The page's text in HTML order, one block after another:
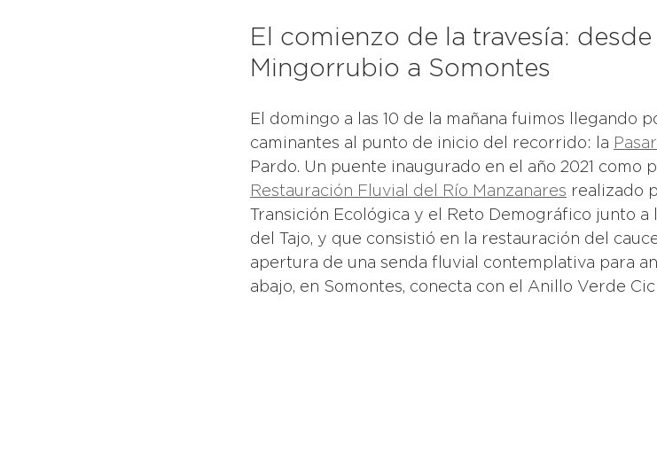
El comienzo de la travesía: desde
Mingorrubio a Somontes
El domingo a las 10 de la mañana fuimos llegando
caminantes al punto de inicio del recorrido: la
Pardo. Un puente inaugurado en el año 2021 como
Restauración Fluvial del Río Manzanares realizado
Transición Ecológica y el Reto Demográfico junto
del Tajo, y que consistió en la restauración del
apertura de una senda fluvial contemplativa para
abajo, en Somontes, conecta con el Anillo Verde